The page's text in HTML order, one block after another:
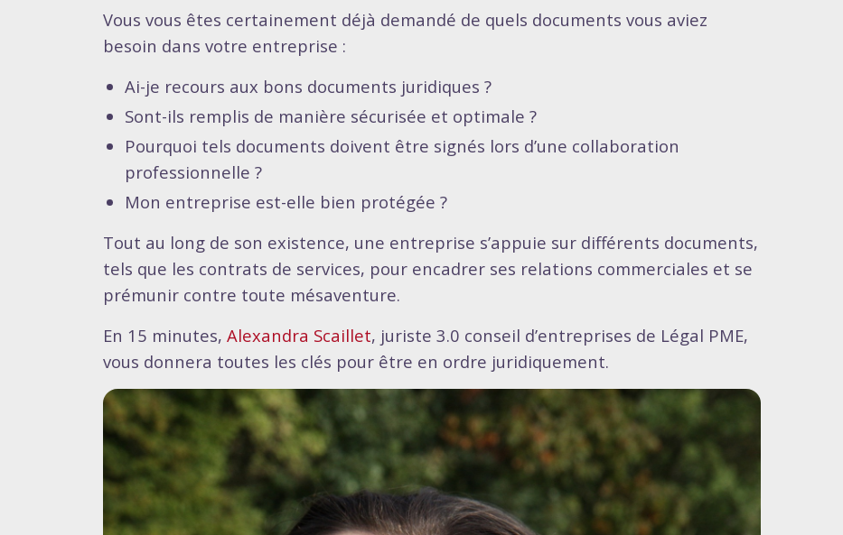
Vous vous êtes certainement déjà demandé de quels documents vous aviez
besoin dans votre entreprise :
Ai-je recours aux bons documents juridiques ?
Sont-ils remplis de manière sécurisée et optimale ?
Pourquoi tels documents doivent être signés lors d’une collaboration
professionnelle ?
Mon entreprise est-elle bien protégée ?
Tout au long de son existence, une entreprise s’appuie sur différents documents,
tels que les contrats de services, pour encadrer ses relations commerciales et se
prémunir contre toute mésaventure.
En 15 minutes, Alexandra Scaillet, juriste 3.0 conseil d’entreprises de Légal PME,
vous donnera toutes les clés pour être en ordre juridiquement.